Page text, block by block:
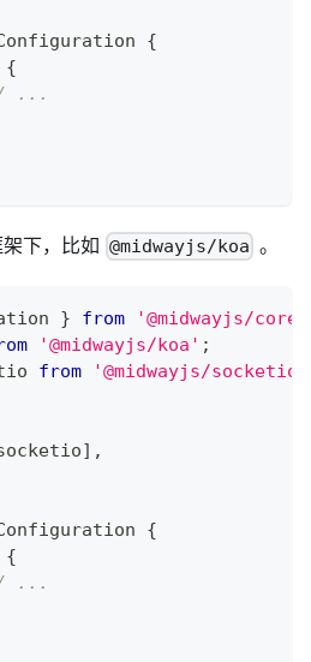
{
{
...
下，比如 @midwayjs/koa 。
} from '@midwayjs/core'
'@midwayjs/koa' ;
from '@midwayjs/socketio'
] ,
{
{
...